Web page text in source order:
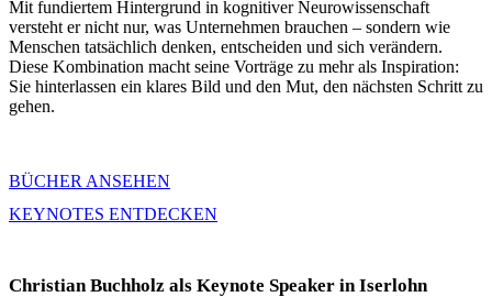
Mit fundiertem Hintergrund in kognitiver Neurowissenschaft
versteht er nicht nur, was Unternehmen brauchen – sondern wie
Menschen tatsächlich denken, entscheiden und sich verändern.
Diese Kombination macht seine Vorträge zu mehr als Inspiration:
Sie hinterlassen ein klares Bild und den Mut, den nächsten Schritt zu
gehen.
BÜCHER ANSEHEN
KEYNOTES ENTDECKEN
Christian Buchholz als Keynote Speaker in Iserlohn